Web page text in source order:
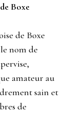
Boxe
de Boxe
nom de
amateur au
sain et
de